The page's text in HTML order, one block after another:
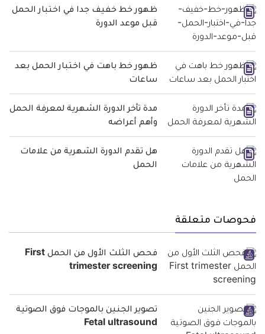
ظهور خط خفيف جدا في اختبار الحمل
قبل موعد الدورة
ظهور خط باهت في اختبار الحمل بعد
ساعات
مدة تأخر الدورة الشهرية لمعرفة الحمل
وأهم أعراضه
هل تقدم الدورة الشهرية من علامات
الحمل
فحوصات متعلقة
فحص الثلث الأول من الحمل First
trimester screening
تصوير الجنين بالموجات فوق الصوتية
Fetal ultrasound